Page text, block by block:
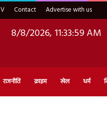
Contact Advertise with us
8/8/2026, 11:34:00 AM
राजनीति क्राइम खेल धर्म